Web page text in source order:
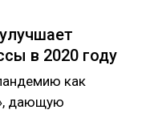
в 2020 году
как
дающую